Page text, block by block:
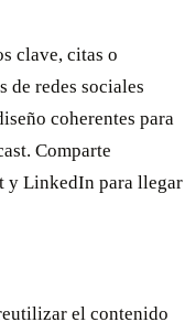
clave, citas o
de redes sociales
coherentes para
Comparte
y LinkedIn para llegar
el contenido